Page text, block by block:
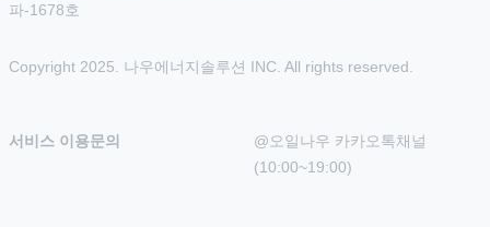
파-1678호
Copyright 2025. 나우에너지솔루션 INC. All rights reserved.
서비스 이용문의
@오일나우 카카오톡채널
(10:00~19:00)